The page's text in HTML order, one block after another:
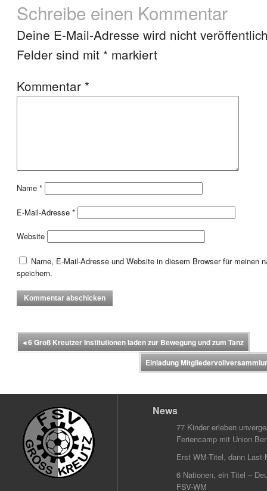
Schreibe einen Kommentar
Deine E-Mail-Adresse wird nicht
Felder sind mit * markiert
Kommentar *
Name *
E-Mail-Adresse *
Website
Name, E-Mail-Adresse und Website in diesem Browser für meinen
speichern.
◂6 Groß Kreutzer Institutionen laden zur Bewegung und zum Tanz
Einladung
News
77 Kinder erleben
Feriencamp mit Union
Erst WM-Titel, dann
6 Nationen, ein Titel –
FSV-WM